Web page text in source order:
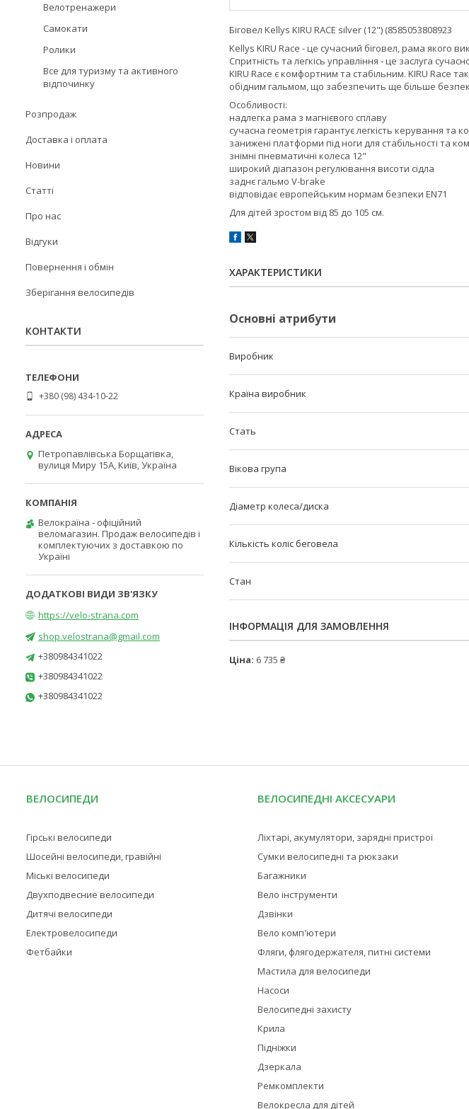
Біговел Kellys KIRU RACE silver (12") (8585053808923
Kellys KIRU Race - це сучаcний біговел, рама якого
Спритність та легкісь управління - це заслуга
KIRU Race є комфортним та стабільним. KIRU Race
обідним гальмом, що забезпечить ще більше
Особливості:
надлегка рама з магнієвого сплаву
сучасна геометрія гарантує легкість керування та
занижені платформи під ноги для стабільності та
знімні пневматичні колеса 12"
широкий діапазон регулювання висоти сідла
заднє гальмо V-brake
відповідає европейським нормам безпеки EN71
Для дітей зростом від 85 до 105 см.
ХАРАКТЕРИСТИКИ
Основні атрибути
Виробник
Країна виробник
Стать
Вікова група
Діаметр колеса/диска
Кількість коліс беговела
Стан
ІНФОРМАЦІЯ ДЛЯ ЗАМОВЛЕННЯ
Ціна: 6 735 ₴
Велотренажери
Самокати
Ролики
Все для туризму та активного
відпочинку
Розпродаж
Доставка і оплата
Новини
Статті
Про нас
Відгуки
Повернення і обмін
Зберігання велосипедів
КОНТАКТИ
+380 (98) 434-10-22
Петропавлівська Борщагівка,
вулиця Миру 15А, Київ, Україна
Велокраїна - офіційний
веломагазин. Продаж велосипедів і
комплектуючих з доставкою по
Україні
https://velo-strana.com
shop.velostrana@gmail.com
+380984341022
+380984341022
+380984341022
ВЕЛОСИПЕДИ
Гірські велосипеди
Шосейні велосипеди, гравійні
Міські велосипеди
Двухподвесние велосипеди
Дитячі велосипеди
Електровелосипеди
Фетбайки
ВЕЛОСИПЕДНІ АКСЕСУАРИ
Ліхтарі, акумулятори, зарядні пристрої
Сумки велосипедні та рюкзаки
Багажники
Вело інструменти
Дзвінки
Вело комп'ютери
Фляги, флягодержателя, питні системи
Мастила для велосипеди
Насоси
Велосипедні захисту
Крила
Підніжки
Дзеркала
Ремкомплекти
Велокресла для дітей